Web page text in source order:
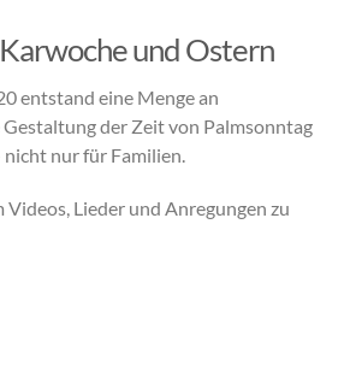
und Ostern
entstand eine Menge an
der Zeit von Palmsonntag
nur für Familien.
Videos, Lieder und Anregungen zu